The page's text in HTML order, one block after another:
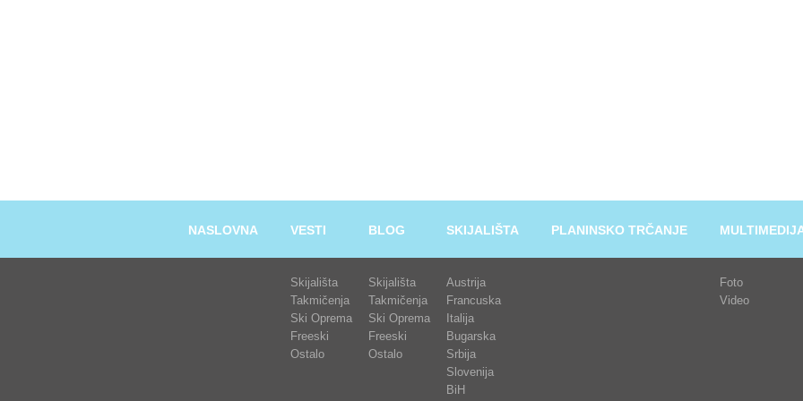
NASLOVNA VESTI
Skijališta
Takmičenja
Ski Oprema
Freeski
Ostalo
BLOG
Skijališta
Takmičenja
Ski Oprema
Freeski
Ostalo
SKIJALIŠTA
Austrija
Francuska
Italija
Bugarska
Srbija
Slovenija
BiH
PLANINSKO TRČANJE
Foto
Video